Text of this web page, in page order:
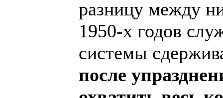
разницу между
1950-х годов
системы
после